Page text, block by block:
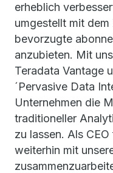
erheblich
umgestellt mit dem
bevorzugte
anzubieten. Mit
Teradata Vantage
´Pervasive Data
Unternehmen die
traditioneller
zu lassen. Als
weiterhin mit